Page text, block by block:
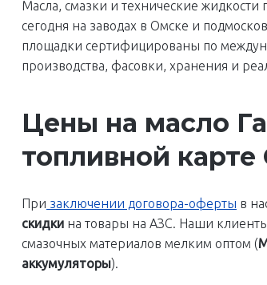
Масла, смазки и технические
сегодня на заводах в Омске и
площадки сертифицированы по
производства, фасовки, хранения и
Цены на масло
топливной
При заключении договора-оферты в
скидки на товары на АЗС. Наши клиенты
смазочных материалов мелким оптом (
аккумуляторы).